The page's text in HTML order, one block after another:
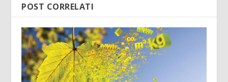
POST CORRELATI